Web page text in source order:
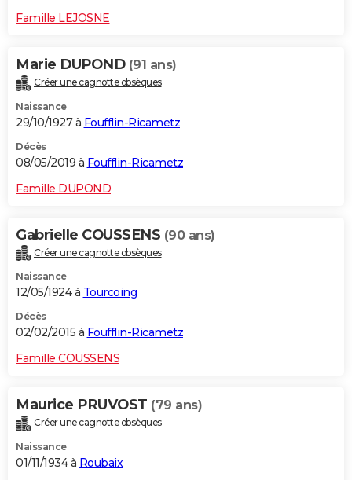
Famille LEJOSNE
Marie DUPOND (91 ans)
Créer une cagnotte obsèques
Naissance
29/10/1927 à Foufflin-Ricametz
Décès
08/05/2019 à Foufflin-Ricametz
Famille DUPOND
Gabrielle COUSSENS (90 ans)
Créer une cagnotte obsèques
Naissance
12/05/1924 à Tourcoing
Décès
02/02/2015 à Foufflin-Ricametz
Famille COUSSENS
Maurice PRUVOST (79 ans)
Créer une cagnotte obsèques
Naissance
01/11/1934 à Roubaix